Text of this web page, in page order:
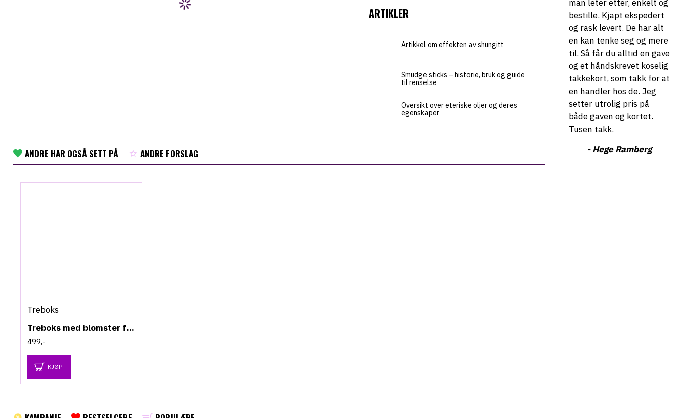
ARTIKLER
Artikkel om effekten av shungitt
Smudge sticks – historie, bruk og guide
til renselse
Oversikt over eteriske oljer og deres
egenskaper
ANDRE HAR OGSÅ SETT PÅ ANDRE FORSLAG
Treboks
Treboks med blomster for oljeflasker - 24 flasker
499,-
KJØP
man leter etter, enkelt og
bestille. Kjapt ekspedert
og rask levert. De har alt
en kan tenke seg og mere
til. Så får du alltid en gave
og et håndskrevet koselig
takkekort, som takk for at
en handler hos de. Jeg
setter utrolig pris på
både gaven og kortet.
Tusen takk.
- Hege Ramberg